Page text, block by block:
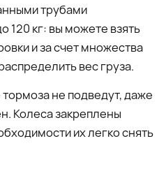
трубами
120 кг: вы можете взять
и за счет множества
вес груза.
не подведут, даже
Колеса закреплены
их легко снять